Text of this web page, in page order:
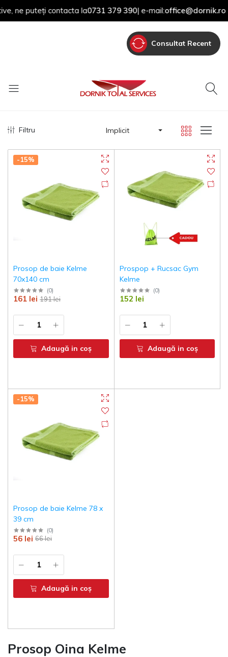
puteți contacta la0731 379 390| e-mail:office@dornik.ro
Consultat Recent
Filtru Implicit
-15%
Prosop de baie Kelme
70x140 cm
(0)
191 lei
161 lei
Adaugă in coş
Prospop + Rucsac Gym
Kelme
(0)
152 lei
Adaugă in coş
-15%
Prosop de baie Kelme 78 x
39 cm
(0)
66 lei
56 lei
Adaugă in coş
Prosop Oina Kelme